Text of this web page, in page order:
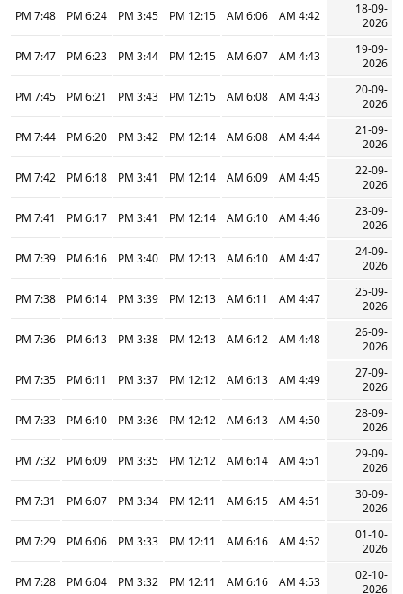
18-09-
2026
4:42 AM
6:06 AM
12:15 PM
3:45 PM
6:24 PM
7:48 PM
19-09-
2026
4:43 AM
6:07 AM
12:15 PM
3:44 PM
6:23 PM
7:47 PM
20-09-
2026
4:43 AM
6:08 AM
12:15 PM
3:43 PM
6:21 PM
7:45 PM
21-09-
2026
4:44 AM
6:08 AM
12:14 PM
3:42 PM
6:20 PM
7:44 PM
22-09-
2026
4:45 AM
6:09 AM
12:14 PM
3:41 PM
6:18 PM
7:42 PM
23-09-
2026
4:46 AM
6:10 AM
12:14 PM
3:41 PM
6:17 PM
7:41 PM
24-09-
2026
4:47 AM
6:10 AM
12:13 PM
3:40 PM
6:16 PM
7:39 PM
25-09-
2026
4:47 AM
6:11 AM
12:13 PM
3:39 PM
6:14 PM
7:38 PM
26-09-
2026
4:48 AM
6:12 AM
12:13 PM
3:38 PM
6:13 PM
7:36 PM
27-09-
2026
4:49 AM
6:13 AM
12:12 PM
3:37 PM
6:11 PM
7:35 PM
28-09-
2026
4:50 AM
6:13 AM
12:12 PM
3:36 PM
6:10 PM
7:33 PM
29-09-
2026
4:51 AM
6:14 AM
12:12 PM
3:35 PM
6:09 PM
7:32 PM
30-09-
2026
4:51 AM
6:15 AM
12:11 PM
3:34 PM
6:07 PM
7:31 PM
01-10-
2026
4:52 AM
6:16 AM
12:11 PM
3:33 PM
6:06 PM
7:29 PM
02-10-
2026
4:53 AM
6:16 AM
12:11 PM
3:32 PM
6:04 PM
7:28 PM